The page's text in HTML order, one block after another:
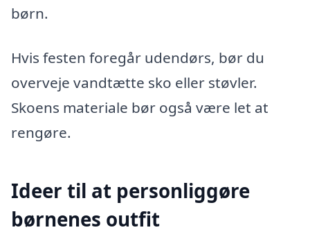
børn.
Hvis festen foregår udendørs, bør du
overveje vandtætte sko eller støvler.
Skoens materiale bør også være let at
rengøre.
Ideer til at personliggøre
børnenes outfit